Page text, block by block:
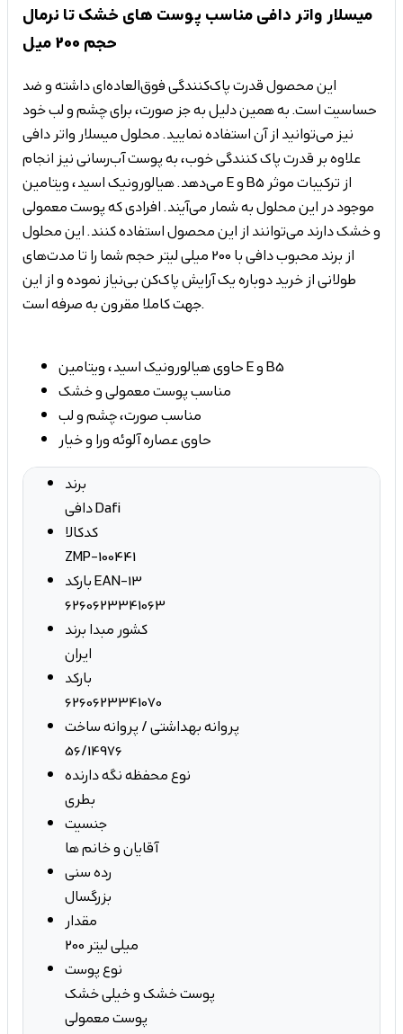
میسلار واتر دافی مناسب پوست های خشک تا نرمال
حجم 200 میل
این محصول قدرت پاک‌کنندگی فوق‌العاده‌ای داشته و ضد
حساسیت است. به همین دلیل به جز صورت، برای چشم و لب خود
نیز می‌توانید از آن استفاده نمایید. محلول میسلار واتر دافی
علاوه بر قدرت پاک کنندگی خوب، به پوست آب‌رسانی نیز انجام
می‌دهد. هیالورونیک اسید، ویتامین E و B5 از ترکیبات موثر
موجود در این محلول به شمار می‌آیند. افرادی که پوست معمولی
و خشک دارند می‌توانند از این محصول استفاده کنند. این محلول
از برند محبوب دافی با 200 میلی لیتر حجم شما را تا مدت‌های
طولانی از خرید دوباره یک آرایش پاک‌کن بی‌نیاز نموده و از این
جهت کاملا مقرون به صرفه است.
حاوی هیالورونیک اسید، ویتامین E و B5
مناسب پوست معمولی و خشک
مناسب صورت، چشم و لب
حاوی عصاره آلوئه ورا و خیار
برند
دافی Dafi
کدکالا
ZMP-100441
بارکد EAN-13
6260623341063
کشور مبدا برند
ایران
بارکد
6260623341070
پروانه بهداشتی / پروانه ساخت
56/14976
نوع محفظه نگه دارنده
بطری
جنسیت
آقایان و خانم ها
رده سنی
بزرگسال
مقدار
200 میلی لیتر
نوع پوست
پوست خشک و خیلی خشک
پوست معمولی